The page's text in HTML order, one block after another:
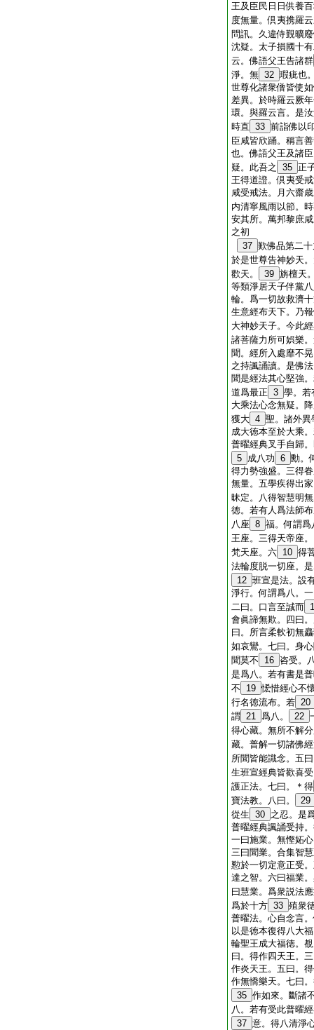
王及臣民日日供養
度無量。倶夷携羅
問訊。久違侍覲曠
沈疑。太子損國十
云。佛語父王告諸群
淨。無 32 瑕疵也
世尊化諸衆僧皆使
差異。於時羅云厥
環。與羅云言。是
時直 33 前詣佛以
臣咸皆欣踊。稱言
也。佛語父王及諸
疑。此吾之
35 正
王得道證。倶夷受
咸受戒法。月六齋
内清寧風雨以節。
安其所。萬邦黎庶
之初
37 歎佛品第二
於是世尊告神妙天
歡天。
39 旃檀天
等類淨居天子伴黨
輪。爲一切故救濟
生意經布天下。乃
大神妙天子。今此
諸菩薩力所可娯樂
聞。經所入處靡不
之持諷誦讀。是佛
聞是經法其心堅強
道爲最正 3 學。若
大乘法心念無疑。
獲大 4 聖。諸外異
成大徳本至於大乘
普曜經典叉手自歸
5 成八功 6 勳。
得力勢強盛。三得
無量。五學疾得出
昧定。八得智慧明
徳。若有人爲法師
八座 8 福。何謂爲
王座。三得天帝座
梵天座。六 10 得
法輪度脱一切座。
12 班宣是法。設
淨行。何謂爲八。
二曰。口言至誠而
會眞諦無欺。四曰
曰。所言柔軟初無
如哀鸞。七曰。身
聞莫不
16 咨受。
是爲八。若有書是
不
19 恡惜經心不
行名徳流布。若 20
謂 21 爲八。 22
得心藏。無所不解
藏。普解一切諸佛
所聞皆能識念。五
生班宣經典皆歡喜
護正法。七曰。＊得
寶法教。八曰。
29
從生 30 之忍。是
普曜經典諷誦受持
一曰施業。無慳妬
三曰聞業。合集智
懃於一切定意正受
達之智。六曰福業
曰慧業。爲衆説法
爲於十方 33 殖衆
普曜法。心自念言
以是徳本復得八大
輪聖王成大福徳。
曰。得作四天王。
作炎天王。五曰。
作無憍樂天。七曰
35 作如來。斷諸
八。若有受此普曜
37 意。得八清淨